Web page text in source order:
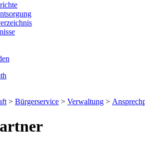
> Bürgerservice > Verwaltung >